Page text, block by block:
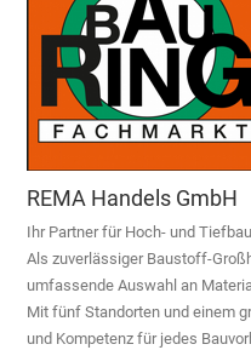
REMA Handels GmbH
Ihr Partner für Hoch- und
Als zuverlässiger Baustoff-
umfassende Auswahl an
Mit fünf Standorten und einem
und Kompetenz für jedes